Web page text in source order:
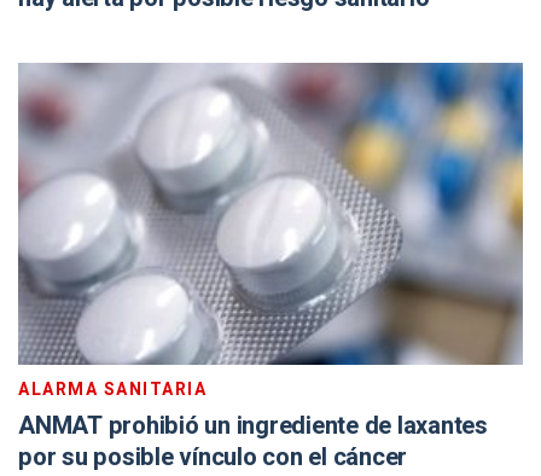
ALARMA SANITARIA
ANMAT prohibió un ingrediente de laxantes
por su posible vínculo con el cáncer